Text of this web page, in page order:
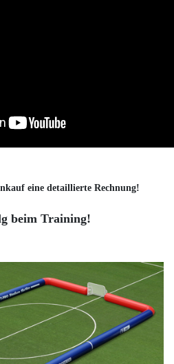
eine detaillierte Rechnung!
beim Training!